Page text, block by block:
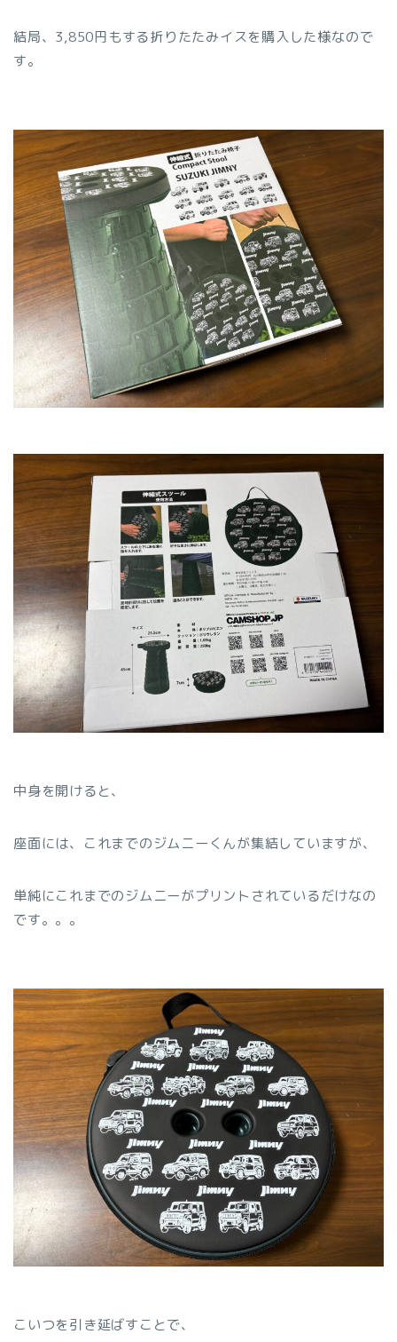
結局、3,850円もする折りたたみイスを購入した様なので
す。
中身を開けると、
座面には、これまでのジムニーくんが集結していますが、
単純にこれまでのジムニーがプリントされているだけなの
です。。。
こいつを引き延ばすことで、